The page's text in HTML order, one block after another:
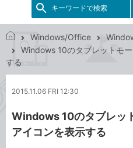
キーワードで検索
で
き
ッ
Windows/Office
Windows 10のタブレットモ
する
2015.11.06 FRI 12:30
Windows 10のタブレッ
アイコンを表示する